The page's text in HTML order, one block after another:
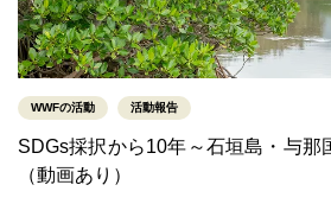
WWFの活動 活動報告
SDGs採択から10年～石垣島・与那
（動画あり）